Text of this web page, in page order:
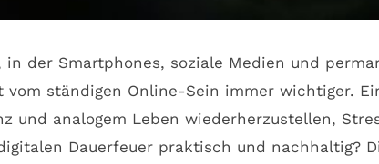
der Smartphones, soziale Medien und
ständigen Online-Sein immer wichtiger.
und analogem Leben wiederherzustellen,
Dauerfeuer praktisch und nachhaltig?